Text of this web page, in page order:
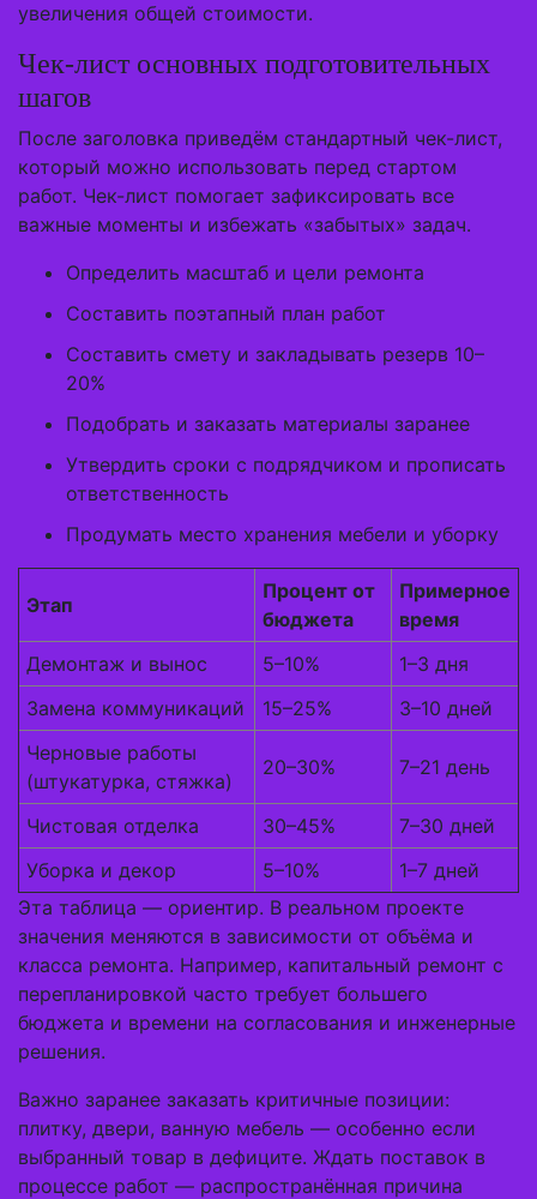
увеличения общей стоимости.
Чек-лист основных подготовительных
шагов
После заголовка приведём стандартный чек-лист,
который можно использовать перед стартом
работ. Чек-лист помогает зафиксировать все
важные моменты и избежать «забытых» задач.
Определить масштаб и цели ремонта
Составить поэтапный план работ
Составить смету и закладывать резерв 10–
20%
Подобрать и заказать материалы заранее
Утвердить сроки с подрядчиком и прописать
ответственность
Продумать место хранения мебели и уборку
Этап
Процент от
бюджета
Примерное
время
Демонтаж и вынос
5–10%
1–3 дня
Замена коммуникаций
15–25%
3–10 дней
Черновые работы
(штукатурка, стяжка)
20–30% 7–21 день
Чистовая отделка 30–45%
7–30 дней
Уборка и декор
5–10%
1–7 дней
Эта таблица — ориентир. В реальном проекте
значения меняются в зависимости от объёма и
класса ремонта. Например, капитальный ремонт с
перепланировкой часто требует большего
бюджета и времени на согласования и инженерные
решения.
Важно заранее заказать критичные позиции:
плитку, двери, ванную мебель — особенно если
выбранный товар в дефиците. Ждать поставок в
процессе работ — распространённая причина